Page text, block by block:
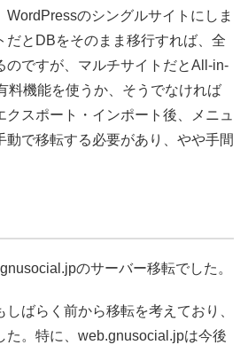
WordPressのシングルサイトにしま
だとDBをそのまま移行すれば、全
のですが、マルチサイトだとAll-in-
料機能を使うか、そうでなければ
スポート・インポート後、メニュ
動で移転する必要があり、やや手間
のサーバー移転でした。
しばらく前から移転を考えており、
た。特に、web.gnusocial.jpは今後